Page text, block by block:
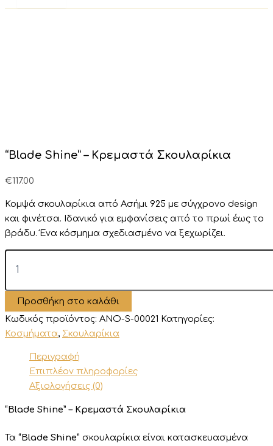
“Blade Shine” – Κρεμαστά Σκουλαρίκια
€117.00
Κομψά σκουλαρίκια από Ασήμι 925 με σύγχρονο design
και φινέτσα. Ιδανικό για εμφανίσεις από το πρωί έως το
βράδυ. Ένα κόσμημα σχεδιασμένο να ξεχωρίζει.
"Blade
Shine"
Κρεμαστά
Σκουλαρίκια
ποσότητα
Προσθήκη στο καλάθι
Κωδικός προϊόντος: ANO-S-00021 Κατηγορίες:
Κοσμήματα, Σκουλαρίκια
Περιγραφή
Επιπλέον πληροφορίες
Αξιολογήσεις (0)
“Blade Shine” – Κρεμαστά Σκουλαρίκια
Τα “Blade Shine” σκουλαρίκια είναι κατασκευασμένα